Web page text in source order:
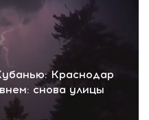
Краснодар
снова улицы